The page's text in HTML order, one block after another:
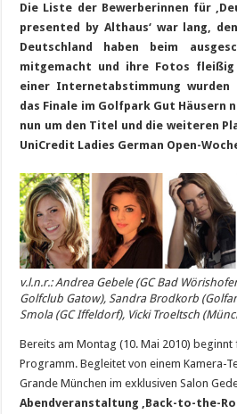
Die Liste der Bewerberinnen für
presented by Althaus‘ war lang,
Deutschland haben beim
mitgemacht und ihre Fotos
einer Internetabstimmung
das Finale im Golfpark Gut Häusern
nun um den Titel und die weiteren
UniCredit Ladies German Open-
v.l.n.r.: Andrea Gebele (GC Bad
Golfclub Gatow), Sandra Brodkorb
Smola (GC Iffeldorf), Vicki Troeltsch
Bereits am Montag (10. Mai 2010)
Programm. Begleitet von einem Kamera-
Grande München im exklusiven Salon
Abendveranstaltung ‚Back-to-the-